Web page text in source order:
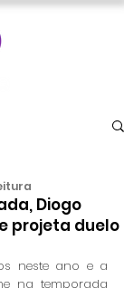
Diogo
projeta duelo
neste ano e a
na temporada